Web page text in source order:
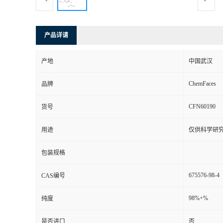
产品详请
产地 中国武汉
品牌 ChemFaces
货号 CFN60190
用途 仅供科学研
包装规格
CAS编号 675576-98-4
纯度 98%+%
是否进口 否